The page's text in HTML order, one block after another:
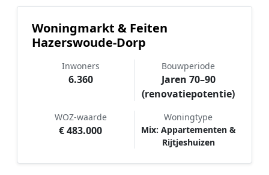
Woningmarkt & Feiten
Hazerswoude-Dorp
Inwoners
6.360
Bouwperiode
Jaren 70–90
(renovatiepotentie)
WOZ-waarde
€ 483.000
Woningtype
Mix: Appartementen &
Rijtjeshuizen